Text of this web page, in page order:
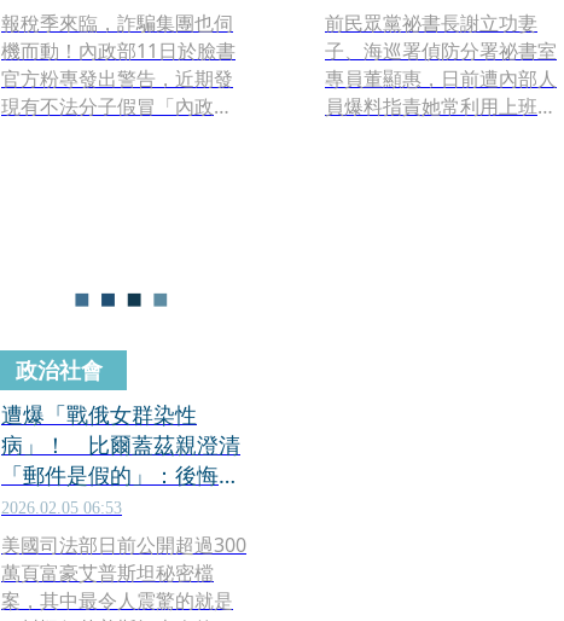
報稅季來臨，詐騙集團也伺
機而動！內政部11日於臉書
官方粉專發出警告，近期發
現有不法分子假冒「內政部
資訊外洩或遭植入木馬。
前民眾黨祕書長謝立功妻
子、海巡署偵防分署祕書室
專員董顯惠，日前遭內部人
員爆料指責她常利用上班時
政治社會
遭爆「戰俄女群染性
病」！ 比爾蓋茲親澄清
「郵件是假的」：後悔認
識艾普斯坦
2026.02.05 06:53
美國司法部日前公開超過300
萬頁富豪艾普斯坦秘密檔
案，其中最令人震驚的就是